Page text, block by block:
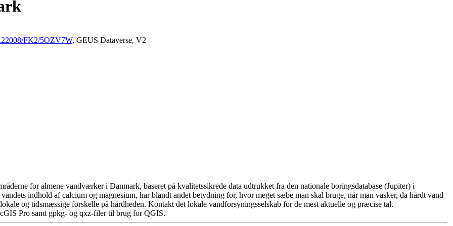
FK2/5OZV7W, GEUS Dataverse, V2
for almene vandværker i Danmark, baseret på kvalitetssikrede data udtrukket fra den nationale boringsdatabase (Jupiter) i
indhold af calcium og magnesium, har blandt andet betydning for, hvor meget sæbe man skal bruge, når man vasker, da hårdt vand
og tidsmæssige forskelle på hårdheden. Kontakt det lokale vandforsyningsselskab for de mest aktuelle og præcise tal.
Pro samt gpkg- og qxz-filer til brug for QGIS.